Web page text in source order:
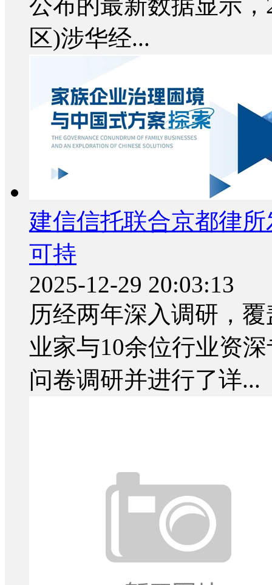
区)涉华经...
建信信托联合京都律
可持
2025-12-29 20:03:13
历经两年深入调研，
业家与10余位行业资
问卷调研并进行了详...